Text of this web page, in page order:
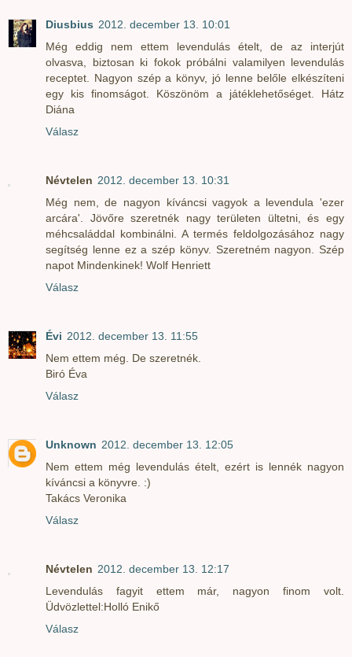
Diusbius 2012. december 13. 10:01
Még eddig nem ettem levendulás ételt, de az interjút
olvasva, biztosan ki fokok próbálni valamilyen levendulás
receptet. Nagyon szép a könyv, jó lenne belőle elkészíteni
egy kis finomságot. Köszönöm a játéklehetőséget. Hátz
Diána
Válasz
Névtelen 2012. december 13. 10:31
Még nem, de nagyon kíváncsi vagyok a levendula 'ezer
arcára'. Jövőre szeretnék nagy területen ültetni, és egy
méhcsaláddal kombinálni. A termés feldolgozásához nagy
segítség lenne ez a szép könyv. Szeretném nagyon. Szép
napot Mindenkinek! Wolf Henriett
Válasz
Évi 2012. december 13. 11:55
Nem ettem még. De szeretnék.
Biró Éva
Válasz
Unknown 2012. december 13. 12:05
Nem ettem még levendulás ételt, ezért is lennék nagyon
kíváncsi a könyvre. :)
Takács Veronika
Válasz
Névtelen 2012. december 13. 12:17
Levendulás fagyit ettem már, nagyon finom volt.
Üdvözlettel:Holló Enikő
Válasz